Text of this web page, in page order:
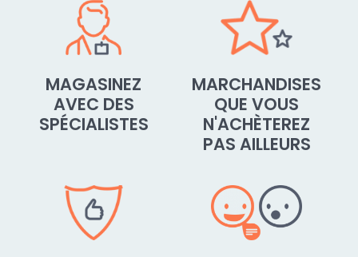
MAGASINEZ
AVEC DES
SPÉCIALISTES
MARCHANDISES
QUE VOUS
N'ACHÈTEREZ
PAS AILLEURS